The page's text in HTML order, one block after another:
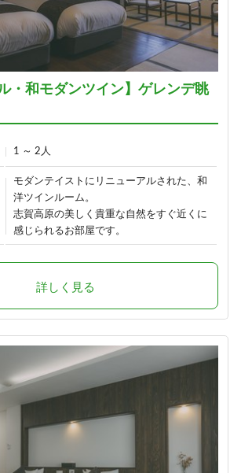
・和モダンツイン】ゲレンデ眺
1 ～ 2人
モダンテイストにリニューアルされた、和
洋ツインルーム。
志賀高原の美しく貴重な自然をすぐ近くに
感じられるお部屋です。
詳しく見る